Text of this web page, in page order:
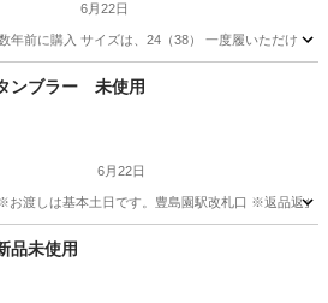
6月22日
年前に購入 サイズは、24（38） 一度履いただけ
ショートブーツ
ンブラー 未使用
6月22日
お渡しは基本土日です。豊島園駅改札口 ※返品返金
その他
未使用